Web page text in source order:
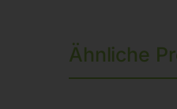
Ähnliche